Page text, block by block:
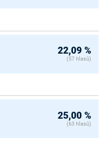
22,09 %
(57 hlasů)
25,00 %
(63 hlasů)